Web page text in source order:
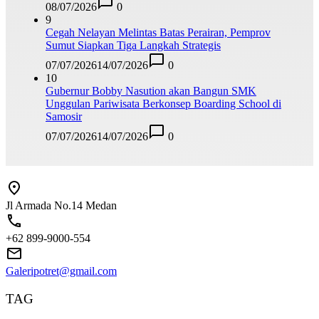
08/07/2026
0
9
Cegah Nelayan Melintas Batas Perairan, Pemprov
Sumut Siapkan Tiga Langkah Strategis
07/07/202614/07/2026
0
10
Gubernur Bobby Nasution akan Bangun SMK
Unggulan Pariwisata Berkonsep Boarding School di
Samosir
07/07/202614/07/2026 0
Jl Armada No.14 Medan
+62 899-9000-554
Galeripotret@gmail.com
TAG